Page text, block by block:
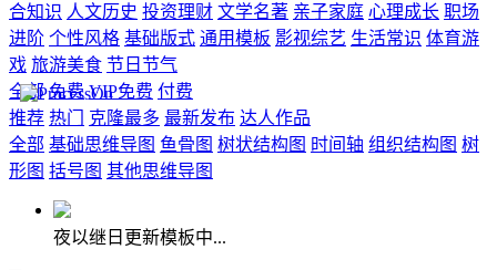
合知识 人文历史 投资理财 文学名著 亲子家庭 心理成长 职场
进阶 个性风格 基础版式 通用模板 影视综艺 生活常识 体育游
戏 旅游美食 节日节气
全部 免费 VIP免费 付费
推荐 热门 克隆最多 最新发布 达人作品
全部 基础思维导图 鱼骨图 树状结构图 时间轴 组织结构图 树
形图 括号图 其他思维导图
夜以继日更新模板中...